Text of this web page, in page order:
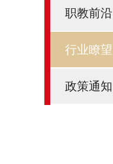
职教前沿
行业瞭望
政策通知